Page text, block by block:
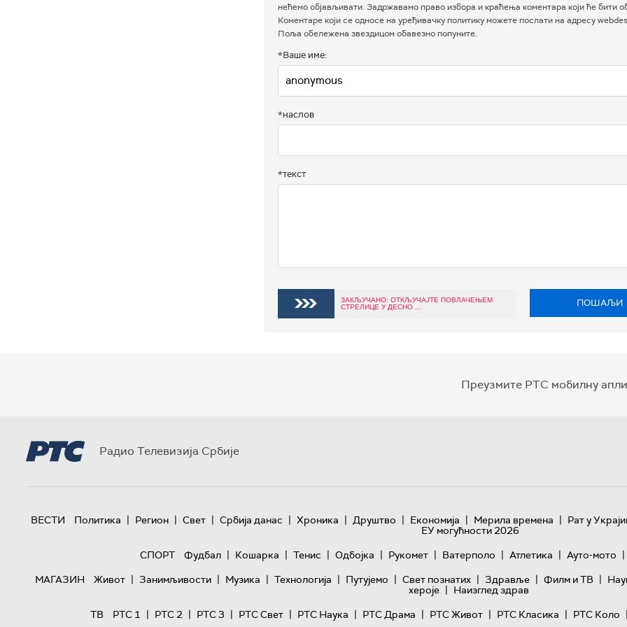
нећемо објављивати. Задржавамо право избора и краћења коментара који ће бити
Коментаре који се односе на уређивачку политику можете послати на адресу
Поља обележена звездицом обавезно попуните.
*Ваше име:
*наслов
*текст
ЗАКЉУЧАНО: ОТКЉУЧАЈТЕ ПОВЛАЧЕЊЕМ
СТРЕЛИЦЕ У ДЕСНО ...
ПОШАЉИ
Преузмите РТС мобилну
Радио Телевизија Србије
ВЕСТИ Политика | Регион | Свет | Србија данас | Хроника | Друштво | Економија | Мерила времена | Рат у
ЕУ могућности 2026
СПОРТ
Фудбал | Кошарка | Тенис | Одбојка | Рукомет | Ватерполо | Атлетика | Ауто-мото |
МАГАЗИН
Живот | Занимљивости | Музика | Технологијa | Путујемо | Свет познатих | Здравље | Филм и ТВ |
хероје | Наизглед здрав
ТВ
РТС 1 | РТС 2 | РТС 3 | РТС Свет | РТС Наука | РТС Драма | РТС Живот | РТС Класика | РТС Коло |